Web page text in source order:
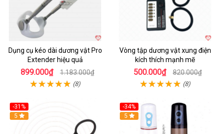
Dụng cụ kéo dài dương vật Pro
Extender hiệu quả
899.000₫ 1.183.000₫
(8)
Vòng tập dương vật xung điện
kích thích mạnh mẽ
500.000₫ 820.000₫
(8)
-31%
Hot
5
-34%
Hot
5